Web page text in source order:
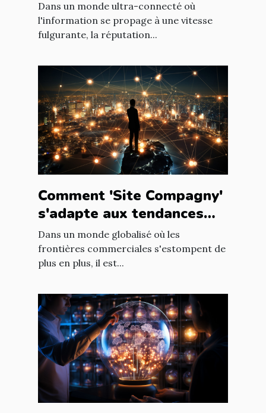
leur e-réputation
Dans un monde ultra-connecté où
l'information se propage à une vitesse
fulgurante, la réputation...
Comment 'Site Compagny'
s'adapte aux tendances
internationales du marché
en ligne
Dans un monde globalisé où les
frontières commerciales s'estompent de
plus en plus, il est...